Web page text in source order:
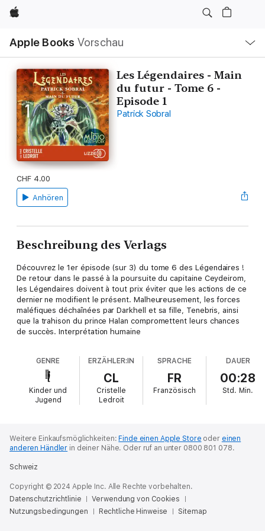
Apple
Apple Books Vorschau
Navigation
Menü
öffnen
Les Légendaires - Main
du futur - Tome 6 -
Episode 1
Patrick Sobral
CHF 4.00
Anhören
Beschreibung des Verlags
Découvrez le 1er épisode (sur 3) du tome 6 des Légendaires !
De retour dans le passé à la poursuite du capitaine Ceydeirom,
les Légendaires doivent à tout prix éviter que les actions de ce
dernier ne modifient le présent. Malheureusement, les forces
maléfiques déchaînées par Darkhell et sa fille, Tenebris, ainsi
que la trahison du prince Halan compromettent leurs chances
de succès. Interprétation humaine
GENRE
Kinder und
Jugend
ERZÄHLER:IN
CL
Cristelle
Ledroit
SPRACHE
FR
Französisch
DAUER
00:28
Std. Min.
Weitere Einkaufsmöglichkeiten:Finde einen Apple Store oder einen
anderen Händler in deiner Nähe. Oder ruf an unter 0800 801 078.
Schweiz
Copyright © 2024 Apple Inc. Alle Rechte vorbehalten.
Datenschutzrichtlinie
Verwendung von Cookies
Nutzungsbedingungen
Rechtliche Hinweise Sitemap